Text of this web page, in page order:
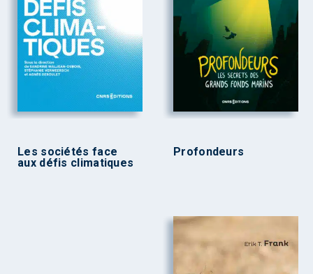
Les sociétés face
aux défis climatiques
Profondeurs